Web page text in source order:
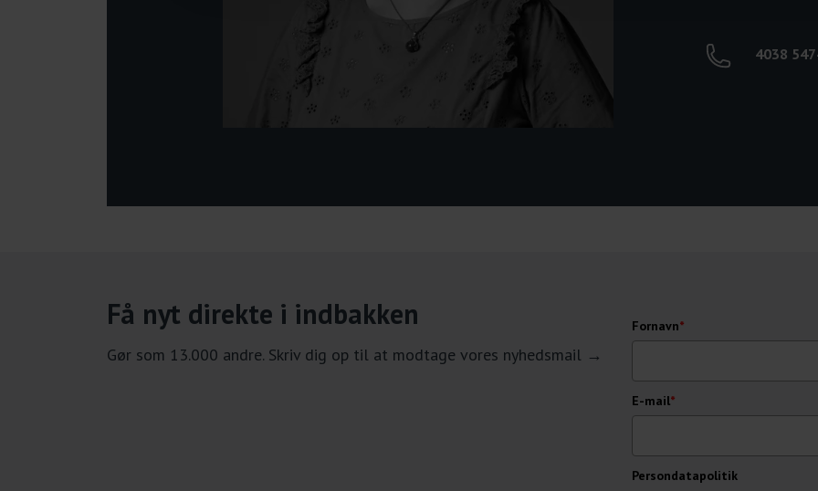
4038
Få nyt direkte i indbakken
Gør som 13.000 andre. Skriv dig op til at modtage vores nyhedsmail →
Fornavn*
E-mail*
Persondatapolitik